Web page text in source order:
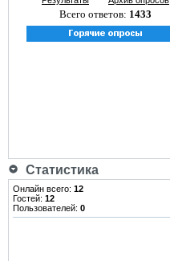
Всего ответов: 1433
Статистика
Онлайн всего: 12
Гостей: 12
Пользователей: 0